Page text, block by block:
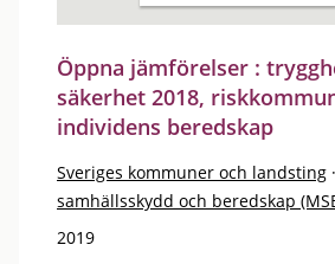
Öppna jämförelser :
säkerhet 2018,
individens beredskap
Sveriges kommuner och landsting ·
samhällsskydd och beredskap
2019